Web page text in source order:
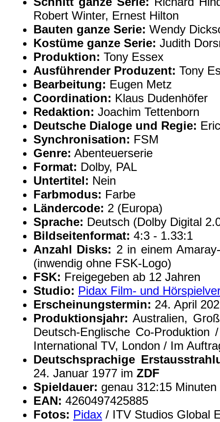
Robert Winter, Ernest Hilton
Bauten ganze Serie: Wendy
Kostüme ganze Serie: Judith
Produktion: Tony Essex
Ausführender Produzent: Tony
Bearbeitung: Eugen Metz
Coordination: Klaus Dudenhöfer
Redaktion: Joachim Tettenborn
Deutsche Dialoge und Regie:
Synchronisation: FSM
Genre: Abenteuerserie
Format: Dolby, PAL
Untertitel: Nein
Farbmodus: Farbe
Ländercode: 2 (Europa)
Sprache: Deutsch (Dolby Digital
Bildseitenformat: 4:3 - 1.33:1
Anzahl Disks: 2 in einem
(inwendig ohne FSK-Logo)
FSK: Freigegeben ab 12 Jahren
Studio: Pidax Film- und
Erscheinungstermin: 24. April
Produktionsjahr: Australien,
Deutsch-Englische Co-Produktion
International TV, London / Im
Deutschsprachige
24. Januar 1977 im ZDF
Spieldauer: genau 312:15 Minuten
EAN: 4260497425885
Fotos: Pidax / ITV Studios Global